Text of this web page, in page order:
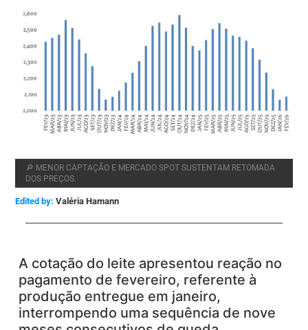
🔎 MENOR CAPTAÇÃO E MERCADO SPOT SUSTENTAM RETOMADA
DOS PREÇOS.
Edited by: Valéria Hamann
A cotação do leite apresentou reação no
pagamento de fevereiro, referente à
produção entregue em janeiro,
interrompendo uma sequência de nove